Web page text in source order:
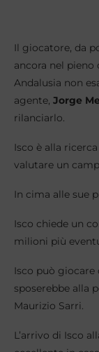
Il giocatore, da
ancora nel pieno
Andalusia non
agente, Jorge
rilanciarlo.
Isco è alla
valutare un
In cima alle sue
Isco chiede un
milioni più
Isco può giocare
sposerebbe alla
Maurizio Sarri.
L’arrivo di Isco